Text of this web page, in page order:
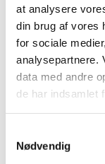
at analysere
din brug af vores
for sociale
analysepartnere.
data med andre
de har indsamlet
Nødvendig
Referat af
Vi har holdt
læs referatet